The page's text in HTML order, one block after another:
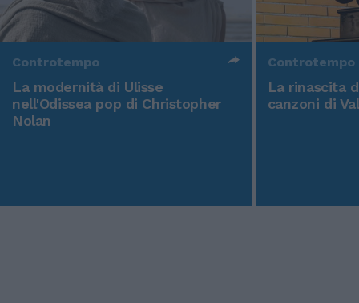
Controtempo
La modernità di Ulisse
nell'Odissea pop di Christopher
Nolan
Controtempo
La rinascita
canzoni di